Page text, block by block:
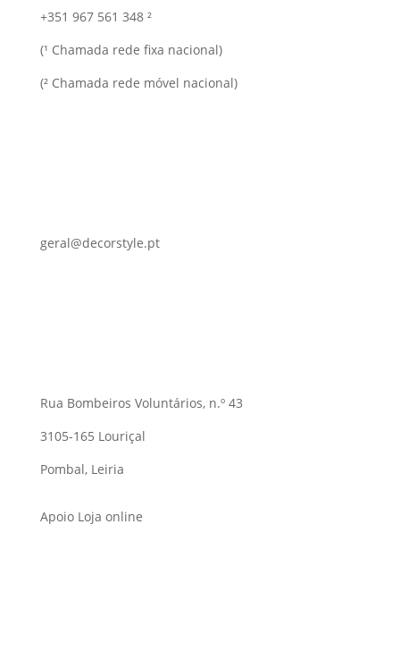
+351 967 561 348 ²
(¹ Chamada rede fixa nacional)
(² Chamada rede móvel nacional)
geral@decorstyle.pt
Rua Bombeiros Voluntários, n.º 43
3105-165 Louriçal
Pombal, Leiria
Apoio Loja online